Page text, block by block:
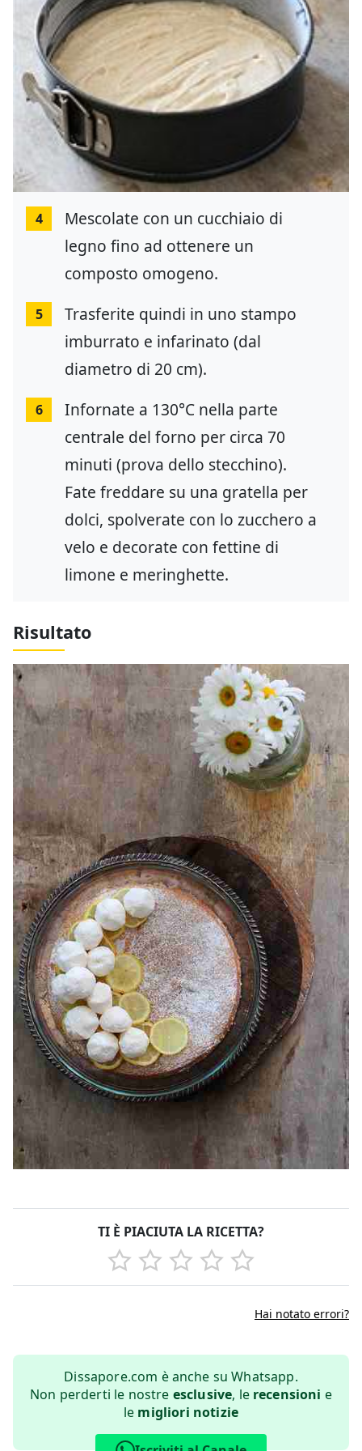
4
Mescolate con un cucchiaio di
legno fino ad ottenere un
composto omogeno.
5
Trasferite quindi in uno stampo
imburrato e infarinato (dal
diametro di 20 cm).
6
Infornate a 130°C nella parte
centrale del forno per circa 70
minuti (prova dello stecchino).
Fate freddare su una gratella per
dolci, spolverate con lo zucchero a
velo e decorate con fettine di
limone e meringhette.
Risultato
TI È PIACIUTA LA RICETTA?
Hai notato errori?
Dissapore.com è anche su Whatsapp.
Non perderti le nostre esclusive, le recensioni e
le migliori notizie